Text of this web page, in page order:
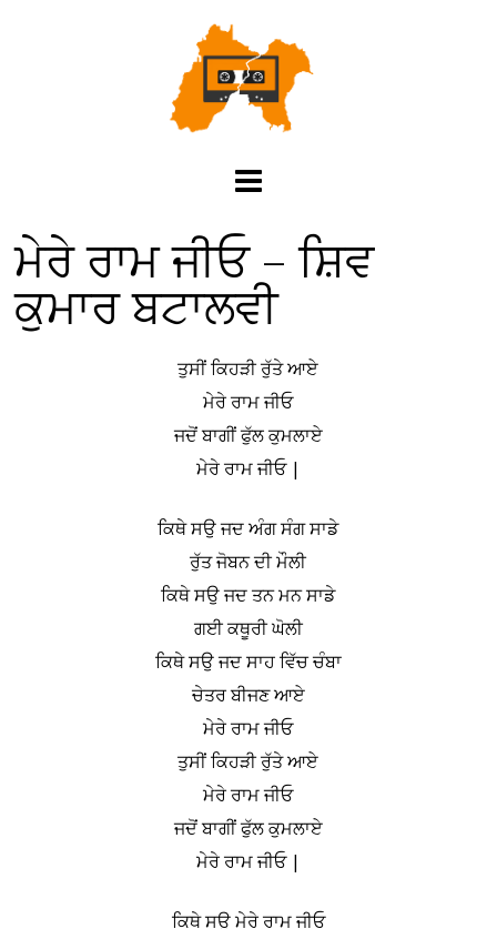
ਮੇਰੇ ਰਾਮ ਜੀਓ – ਸ਼ਿਵ
ਕੁਮਾਰ ਬਟਾਲਵੀ
ਤੁਸੀਂ ਕਿਹੜੀ ਰੁੱਤੇ ਆਏ
ਮੇਰੇ ਰਾਮ ਜੀਓ
ਜਦੋਂ ਬਾਗੀਂ ਫੁੱਲ ਕੁਮਲਾਏ
ਮੇਰੇ ਰਾਮ ਜੀਓ |
ਕਿਥੇ ਸਉ ਜਦ ਅੰਗ ਸੰਗ ਸਾਡੇ
ਰੁੱਤ ਜੋਬਨ ਦੀ ਮੌਲੀ
ਕਿਥੇ ਸਉ ਜਦ ਤਨ ਮਨ ਸਾਡੇ
ਗਈ ਕਥੂਰੀ ਘੋਲੀ
ਕਿਥੇ ਸਉ ਜਦ ਸਾਹ ਵਿੱਚ ਚੰਬਾ
ਚੇਤਰ ਬੀਜਣ ਆਏ
ਮੇਰੇ ਰਾਮ ਜੀਓ
ਤੁਸੀਂ ਕਿਹੜੀ ਰੁੱਤੇ ਆਏ
ਮੇਰੇ ਰਾਮ ਜੀਓ
ਜਦੋਂ ਬਾਗੀਂ ਫੁੱਲ ਕੁਮਲਾਏ
ਮੇਰੇ ਰਾਮ ਜੀਓ |
ਕਿਥੇ ਸਉ ਮੇਰੇ ਰਾਮ ਜੀਓ